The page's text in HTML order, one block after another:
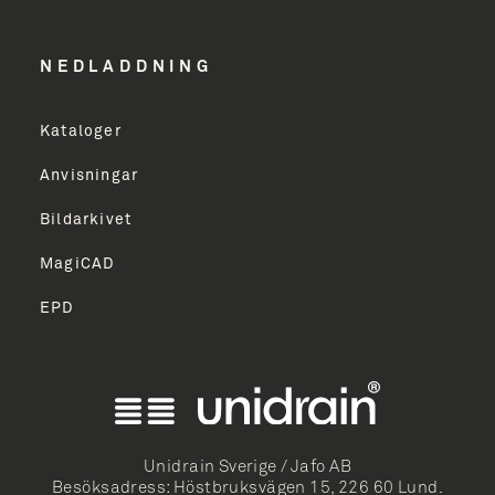
Email Address
NEDLADDNING
Kataloger
Anvisningar
Bildarkivet
MagiCAD
EPD
Unidrain Sverige / Jafo AB
Besöksadress: Höstbruksvägen 15, 226 60 Lund.